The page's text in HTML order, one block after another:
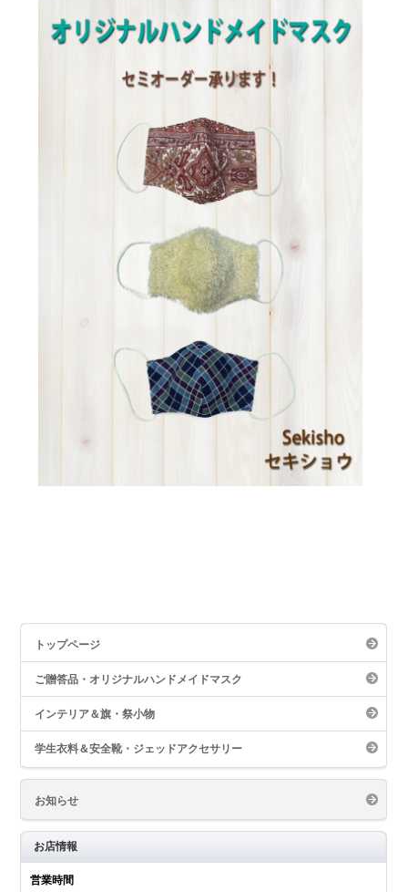
小田原観光
グルメ
トップページ
ご贈答品・オリジナルハンドメイドマスク
インテリア＆旗・祭小物
学生衣料＆安全靴・ジェッドアクセサリー
お知らせ
お店情報
営業時間